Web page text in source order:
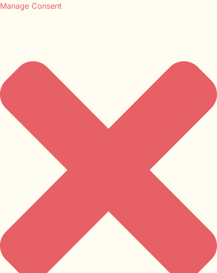
Manage Consent